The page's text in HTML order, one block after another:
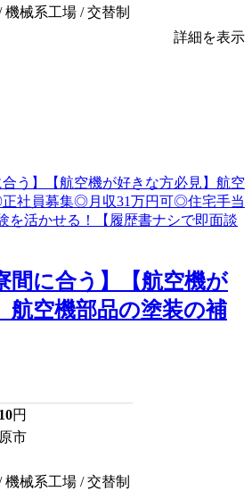
機械系工場 / 交替制
詳細を表示
間に合う】【航空機が
航空機部品の塗装の補
円
市
機械系工場 / 交替制